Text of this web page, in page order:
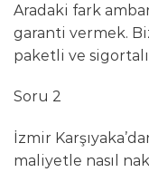
Aradaki fark
garanti vermek.
paketli ve
Soru 2
İzmir
maliyetle nasıl